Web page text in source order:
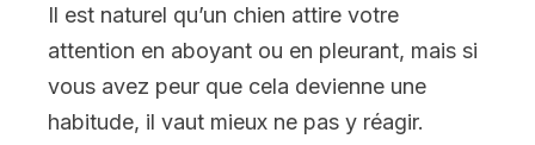
Il est naturel qu’un chien attire votre
attention en aboyant ou en pleurant, mais si
vous avez peur que cela devienne une
habitude, il vaut mieux ne pas y réagir.